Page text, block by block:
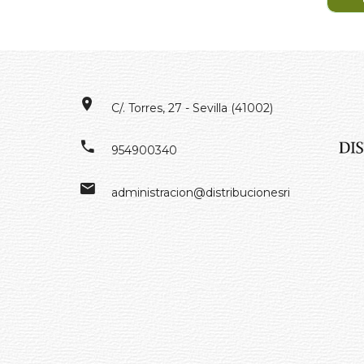
C/. Torres, 27 - Sevilla (41002)
954900340
administracion@distribucionesrivero.es